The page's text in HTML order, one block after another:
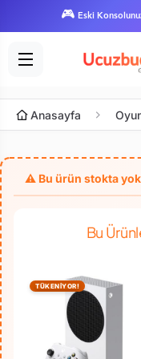
🎮 Eski
Anasayfa
Bu
TÜKENİYOR!